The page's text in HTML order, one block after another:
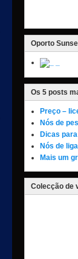
Oporto
Os 5 posts
Preço –
Nós de
Dicas
Nós de
Mais um
Colecção de